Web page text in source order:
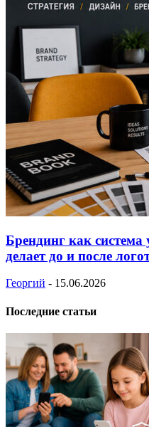
Брендинг как система
делает до и после
Георгий - 15.06.2026
Последние статьи